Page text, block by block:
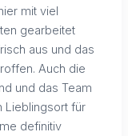
mit viel
gearbeitet
aus und das
Auch die
und das Team
Lieblingsort für
definitiv